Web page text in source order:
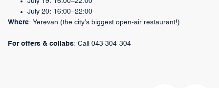
July 20: 16:00–22:00
Where: Yerevan (the city’s biggest open-air restaurant!)
For offers & collabs: Call 043 304-304